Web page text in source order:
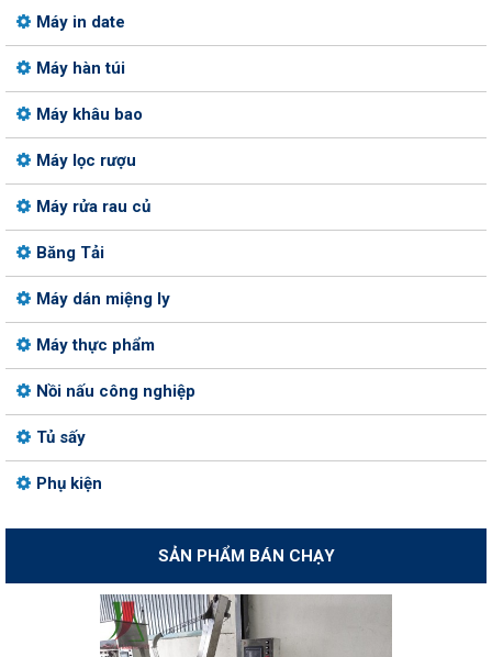
Máy in date
Máy hàn túi
Máy khâu bao
Máy lọc rượu
Máy rửa rau củ
Băng Tải
Máy dán miệng ly
Máy thực phẩm
Nồi nấu công nghiệp
Tủ sấy
Phụ kiện
SẢN PHẨM BÁN CHẠY